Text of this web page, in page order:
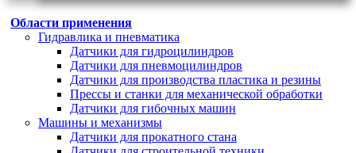
Области применения
Гидравлика и пневматика
Датчики для гидроцилиндров
Датчики для пневмоцилиндров
Датчики для производства пластика и резины
Прессы и станки для механической обработки
Датчики для гибочных машин
Машины и механизмы
Датчики для прокатного стана